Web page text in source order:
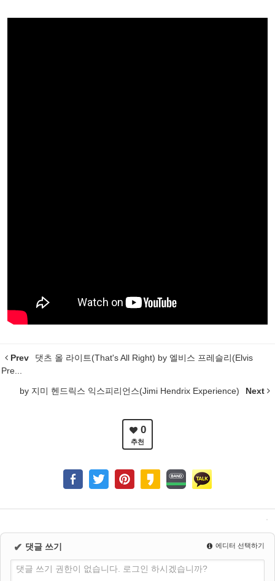
Prev
댓츠 올 라이트(That's All Right) by 엘비스 프레슬리(Elvis
Pre...
by 지미 헨드릭스 익스피리언스(Jimi Hendrix Experience) Next
0
추천
✔ 댓글 쓰기 에디터 선택하기
댓글 쓰기 권한이 없습니다. 로그인 하시겠습니까?